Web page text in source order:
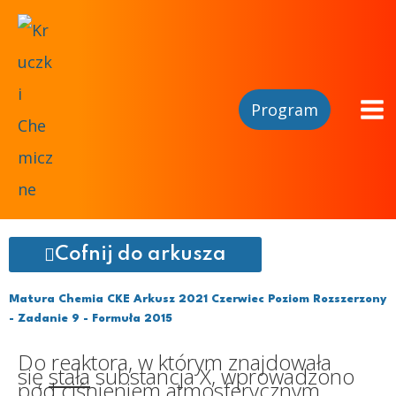
Program
Cofnij do arkusza
Matura Chemia CKE Arkusz 2021 Czerwiec Poziom Rozszerzony
- Zadanie 9 - Formuła 2015
Do reaktora, w którym znajdowała
sięstałasubstancja X, wprowadzono